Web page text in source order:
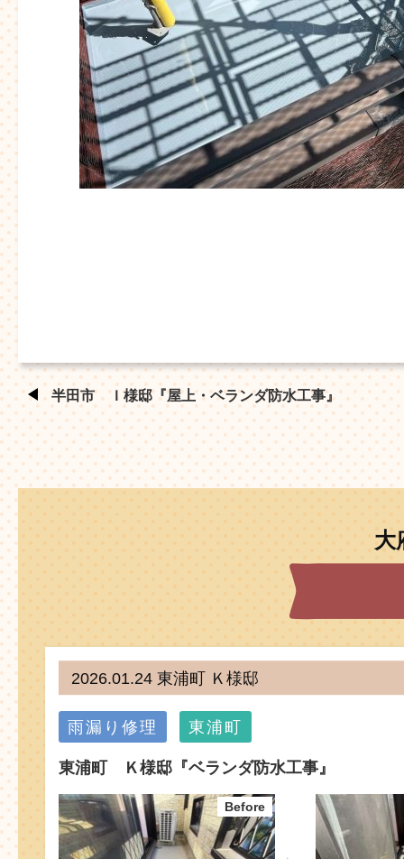
半田市 Ｉ様邸『屋上・ベランダ防水工事』
大
2026.01.24 東浦町 Ｋ様邸
雨漏り修理 東浦町
東浦町 Ｋ様邸『ベランダ防水工事』